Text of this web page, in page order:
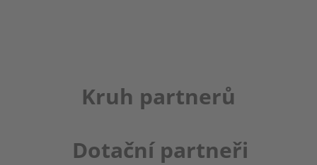
Kruh partnerů
Dotační partneři